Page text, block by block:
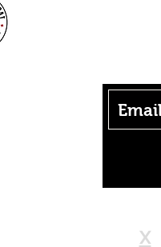
X